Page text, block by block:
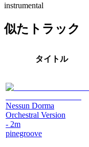
instrumental
似たトラック
タイトル
Nessun Dorma
Orchestral Version
- 2m
pinegroove